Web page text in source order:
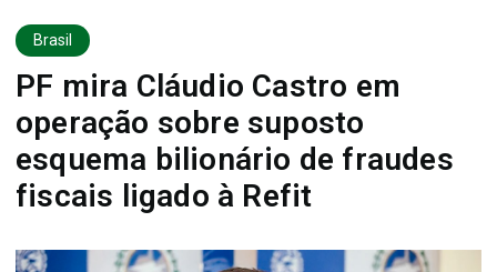
Brasil
PF mira Cláudio Castro em
operação sobre suposto
esquema bilionário de fraudes
fiscais ligado à Refit